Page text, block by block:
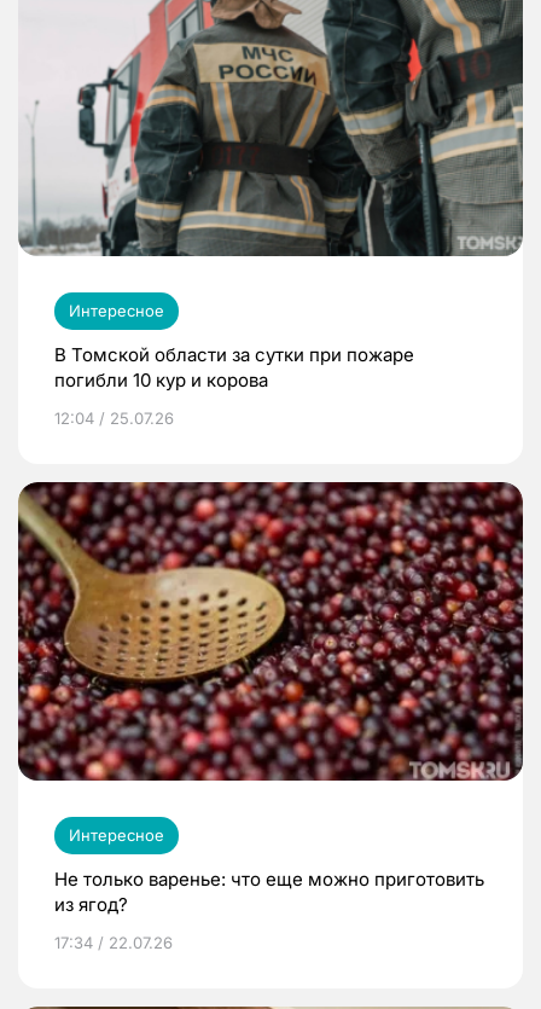
Интересное
В Томской области за сутки при пожаре
погибли 10 кур и корова
12:04 / 25.07.26
Интересное
Не только варенье: что еще можно приготовить
из ягод?
17:34 / 22.07.26